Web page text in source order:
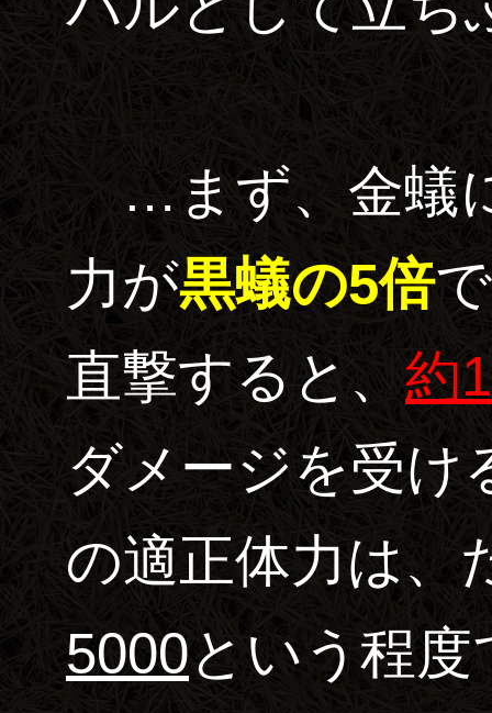
…まず、金蟻
力が黒蟻の5倍
直撃すると、約
ダメージを受け
の適正体力は、
5000という程度